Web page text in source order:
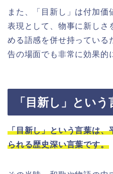
また、「目新し」は付加価
表現として、物事に新しさ
める語感を併せ持っている
告の場面でも非常に効果的
「目新し」とい
「目新し」という言葉は、
られる歴史深い言葉です。